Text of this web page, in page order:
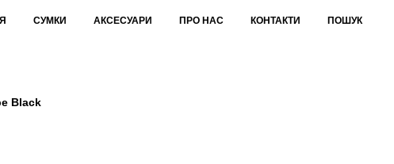
СУМКИ АКСЕСУАРИ ПРО НАС КОНТАКТИ ПОШУК
Black